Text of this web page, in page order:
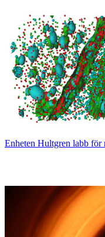
Enheten Hultgren labb för